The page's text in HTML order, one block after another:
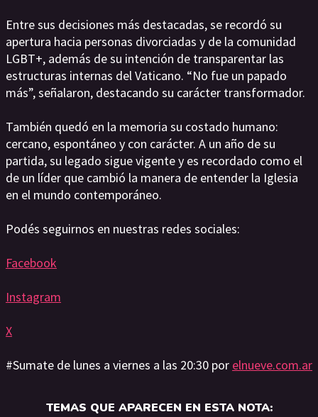
Entre sus decisiones más destacadas, se recordó su
apertura hacia personas divorciadas y de la comunidad
LGBT+, además de su intención de transparentar las
estructuras internas del Vaticano. “No fue un papado
más”, señalaron, destacando su carácter transformador.
También quedó en la memoria su costado humano:
cercano, espontáneo y con carácter. A un año de su
partida, su legado sigue vigente y es recordado como el
de un líder que cambió la manera de entender la Iglesia
en el mundo contemporáneo.
Podés seguirnos en nuestras redes sociales:
Facebook
Instagram
X
#Sumate de lunes a viernes a las 20:30 por elnueve.com.ar
TEMAS QUE APARECEN EN ESTA NOTA: